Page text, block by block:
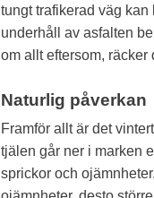
tungt trafikerad väg
underhåll av asfalten
om allt eftersom, räcker
Naturlig påverkan
Framför allt är det
tjälen går ner i marken
sprickor och